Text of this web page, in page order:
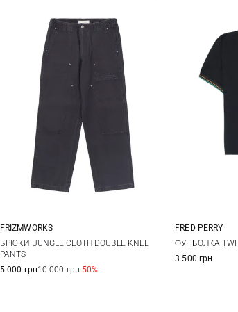
M L XL XXL
FRIZMWORKS
БРЮКИ JUNGLE CLOTH DOUBLE KNEE
PANTS
5 000 грн10 000 грн-50%
M
FRED PERRY
ФУТБОЛКА
3 500 грн